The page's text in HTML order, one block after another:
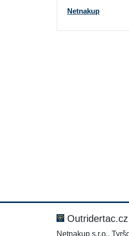
Trička
Netnakup
Outridertac.cz
Netnakup s.r.o.,